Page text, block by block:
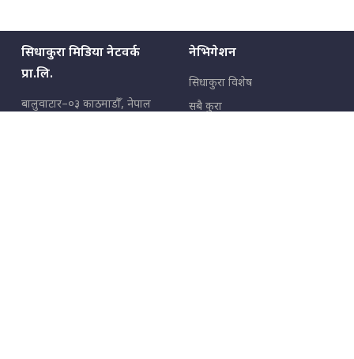
सिधाकुरा मिडिया नेटवर्क
प्रा.लि.
बालुवाटार–०३ काठमाडौँ, नेपाल
नेभिगेशन
सिधाकुरा विशेष
सबै कुरा